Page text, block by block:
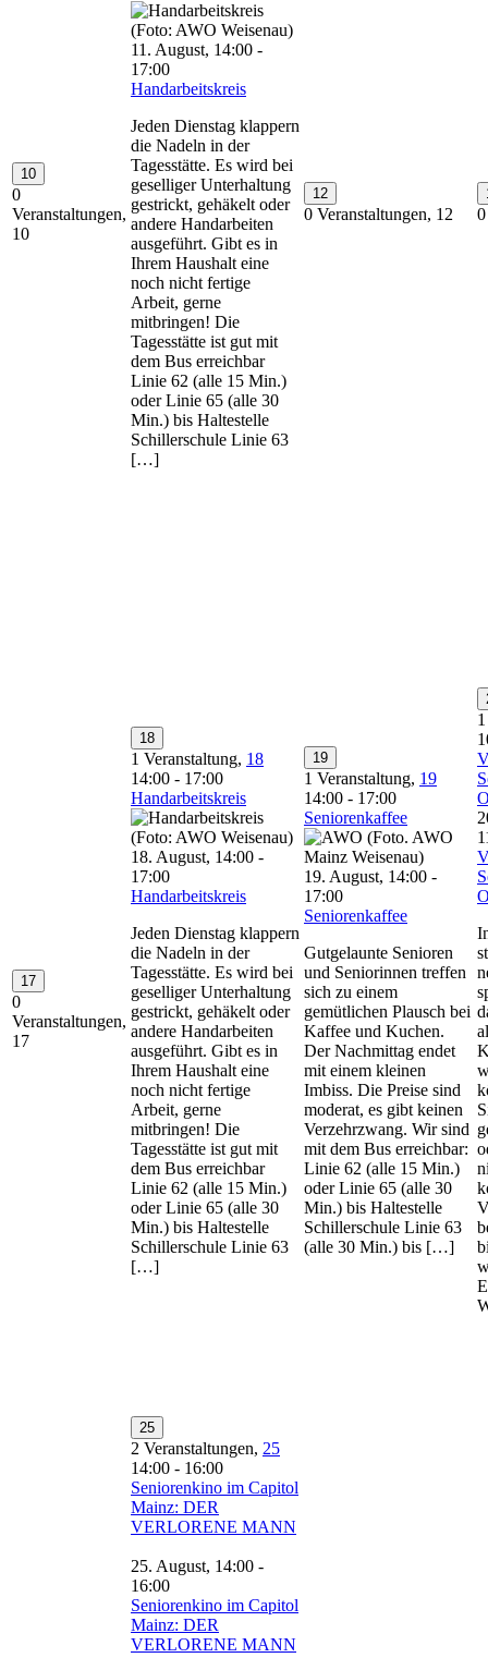
10
0
Veranstaltungen,
10
11. August, 14:00 -
17:00
Handarbeitskreis
Jeden Dienstag klappern
die Nadeln in der
Tagesstätte. Es wird bei
geselliger Unterhaltung
gestrickt, gehäkelt oder
andere Handarbeiten
ausgeführt. Gibt es in
Ihrem Haushalt eine
noch nicht fertige
Arbeit, gerne
mitbringen! Die
Tagesstätte ist gut mit
dem Bus erreichbar
Linie 62 (alle 15 Min.)
oder Linie 65 (alle 30
Min.) bis Haltestelle
Schillerschule Linie 63
[…]
12
0 Veranstaltungen, 12
17
0
Veranstaltungen,
17
18
1 Veranstaltung, 18
14:00 - 17:00
Handarbeitskreis
18. August, 14:00 -
17:00
Handarbeitskreis
Jeden Dienstag klappern
die Nadeln in der
Tagesstätte. Es wird bei
geselliger Unterhaltung
gestrickt, gehäkelt oder
andere Handarbeiten
ausgeführt. Gibt es in
Ihrem Haushalt eine
noch nicht fertige
Arbeit, gerne
mitbringen! Die
Tagesstätte ist gut mit
dem Bus erreichbar
Linie 62 (alle 15 Min.)
oder Linie 65 (alle 30
Min.) bis Haltestelle
Schillerschule Linie 63
[…]
19
1 Veranstaltung, 19
14:00 - 17:00
Seniorenkaffee
19. August, 14:00 -
17:00
Seniorenkaffee
Gutgelaunte Senioren
und Seniorinnen treffen
sich zu einem
gemütlichen Plausch bei
Kaffee und Kuchen.
Der Nachmittag endet
mit einem kleinen
Imbiss. Die Preise sind
moderat, es gibt keinen
Verzehrzwang. Wir sind
mit dem Bus erreichbar:
Linie 62 (alle 15 Min.)
oder Linie 65 (alle 30
Min.) bis Haltestelle
Schillerschule Linie 63
(alle 30 Min.) bis […]
25
2 Veranstaltungen, 25
14:00 - 16:00
Seniorenkino im Capitol
Mainz: DER
VERLORENE MANN
25. August, 14:00 -
16:00
Seniorenkino im Capitol
Mainz: DER
VERLORENE MANN